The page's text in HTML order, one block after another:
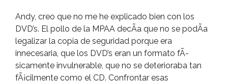
Andy, creo que no me he explicado bien con los
DVD’s. El pollo de la MPAA decÃ­a que no se podÃ­a
legalizar la copia de seguridad porque era
innecesaria, que los DVD’s eran un formato fÃ­
sicamente invulnerable, que no se deterioraba tan
fÃ¡cilmente como el CD. Confrontar esas